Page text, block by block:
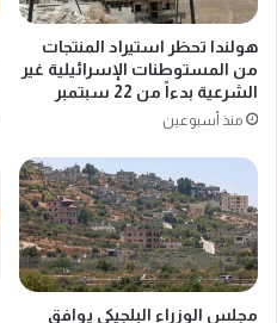
ئ
:
"
ا
ر
ي
د
ا
ل
ه
م
ن
غ
ة
ع
د
ا
ل
ه
هولندا تحظر استيراد المنتجات
من المستوطنات الإسرائيلية غير
الشرعية بدءاً من 22 سبتمبر
منذ أسبوعين
مجلس الوزراء البلجيكي يوافق